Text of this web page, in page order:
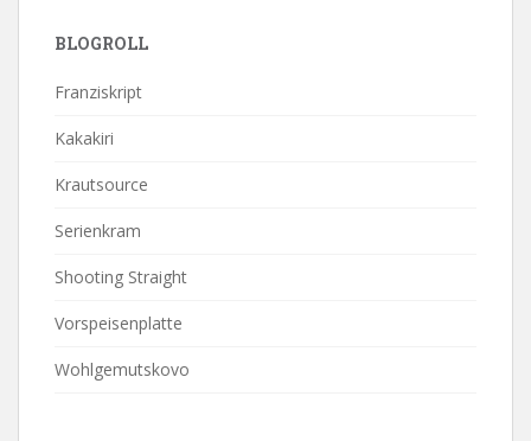
BLOGROLL
Franziskript
Kakakiri
Krautsource
Serienkram
Shooting Straight
Vorspeisenplatte
Wohlgemutskovo